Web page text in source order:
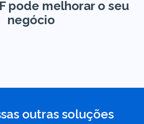
pode melhorar o seu
negócio
outras soluções